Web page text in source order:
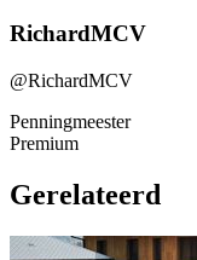
RichardMCV
@RichardMCV
Penningmeester
Premium
Gerelateerd